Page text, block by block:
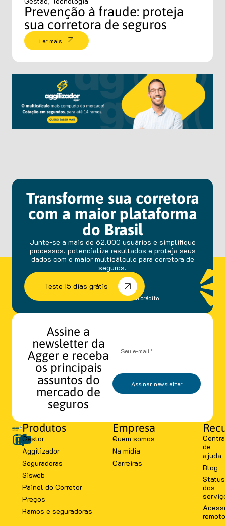
Prevenção à fraude: proteja
sua corretora de seguros
Ler mais
Transforme sua corretora
com a maior plataforma
do Brasil
Junte-se a mais de 62.000 usuários e simplifique
processos, potencialize resultados e proteja seus
dados com o maior multicálculo para corretora de
seguros.
Teste 15 dias grátis
sem fidelidade e cartão de crédito
Assine a
newsletter da
Agger e receba
os principais
assuntos do
mercado de
seguros
Assinar newsletter
Produtos
Gestor
Aggilizador
Seguradoras
Sisweb
Painel do Corretor
Preços
Ramos e seguradoras
Empresa
Quem somos
Na mídia
Carreiras
de
ajuda
Blog
Status
dos
remoto